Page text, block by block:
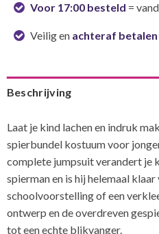
Voor 17:00 besteld =
Veilig en achteraf betalen
Beschrijving
Laat je kind lachen en indruk
spierbundel kostuum voor
complete jumpsuit verandert je
spierman en is hij helemaal
schoolvoorstelling of een
ontwerp en de overdreven
tot een echte blikvanger.